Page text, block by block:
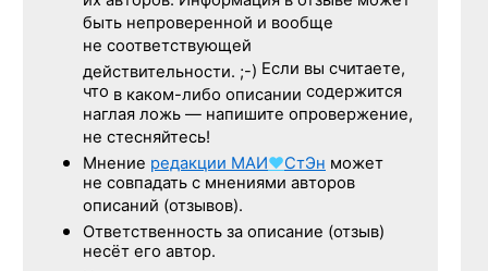
быть непроверенной и вообще
не соответствующей
действительности. ;-) Если вы считаете,
что в каком-либо описании содержится
наглая ложь — напишите опровержение,
не стесняйтесь!
Мнение редакции МАИ♥СтЭн может
не совпадать с мнениями авторов
описаний (отзывов).
Ответственность за описание (отзыв)
несёт его автор.